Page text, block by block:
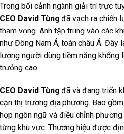
Trong bối cảnh ngành giải trí trực
CEO David Tùng đã vạch ra chiến
tham vọng. Anh tập trung vào các
như Đông Nam Á, toàn châu Á. Đây
lượng người dùng tiềm năng
trưởng cao.
CEO David Tùng đã và đang triển
cận thị trường địa phương. Bao
hợp ngôn ngữ và điều chỉnh
từng khu vực. Thương hiệu được